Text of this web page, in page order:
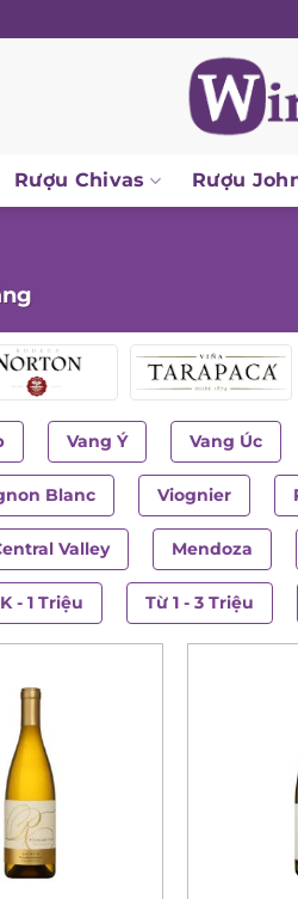
Rượu Chivas Rượu
Vang Ý Vang Úc
Blanc Viognier
Valley Mendoza
- 1 Triệu Từ 1 - 3 Triệu